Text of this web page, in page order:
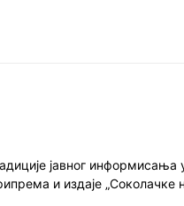
јавног информисања
и издаје